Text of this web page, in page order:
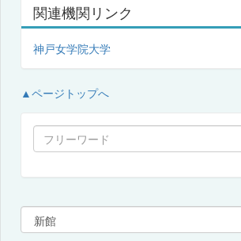
関連機関リンク
神戸女学院大学
▲ページトップへ